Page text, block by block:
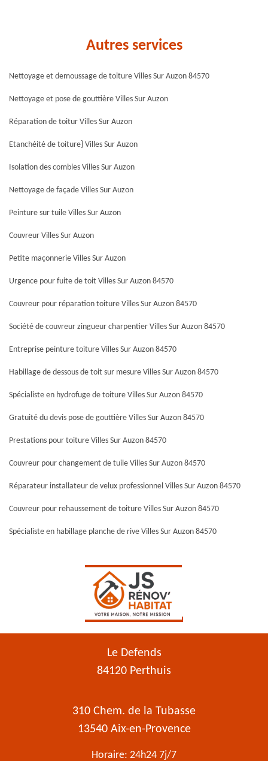
Autres services
Nettoyage et demoussage de toiture Villes Sur Auzon 84570
Nettoyage et pose de gouttière Villes Sur Auzon
Réparation de toitur Villes Sur Auzon
Etanchéité de toiture} Villes Sur Auzon
Isolation des combles Villes Sur Auzon
Nettoyage de façade Villes Sur Auzon
Peinture sur tuile Villes Sur Auzon
Couvreur Villes Sur Auzon
Petite maçonnerie Villes Sur Auzon
Urgence pour fuite de toit Villes Sur Auzon 84570
Couvreur pour réparation toiture Villes Sur Auzon 84570
Société de couvreur zingueur charpentier Villes Sur Auzon 84570
Entreprise peinture toiture Villes Sur Auzon 84570
Habillage de dessous de toit sur mesure Villes Sur Auzon 84570
Spécialiste en hydrofuge de toiture Villes Sur Auzon 84570
Gratuité du devis pose de gouttière Villes Sur Auzon 84570
Prestations pour toiture Villes Sur Auzon 84570
Couvreur pour changement de tuile Villes Sur Auzon 84570
Réparateur installateur de velux professionnel Villes Sur Auzon 84570
Couvreur pour rehaussement de toiture Villes Sur Auzon 84570
Spécialiste en habillage planche de rive Villes Sur Auzon 84570
Le Defends
84120 Perthuis
310 Chem. de la Tubasse
13540 Aix-en-Provence
Horaire: 24h24 7j/7